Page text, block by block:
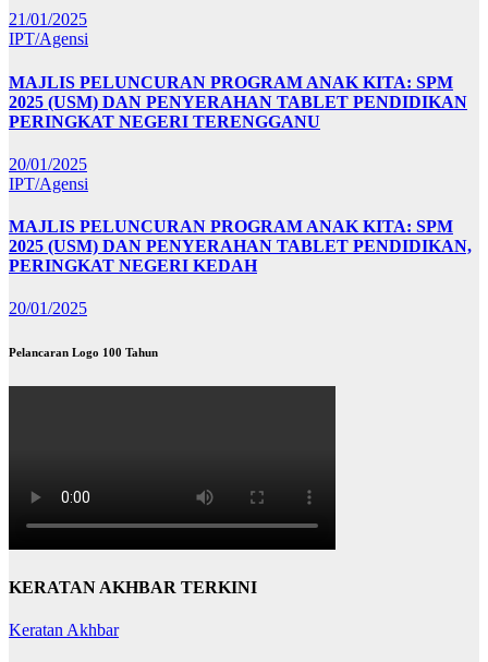
21/01/2025
IPT/Agensi
MAJLIS PELUNCURAN PROGRAM ANAK KITA: SPM
2025 (USM) DAN PENYERAHAN TABLET PENDIDIKAN
PERINGKAT NEGERI TERENGGANU
20/01/2025
IPT/Agensi
MAJLIS PELUNCURAN PROGRAM ANAK KITA: SPM
2025 (USM) DAN PENYERAHAN TABLET PENDIDIKAN,
PERINGKAT NEGERI KEDAH
20/01/2025
Pelancaran Logo 100 Tahun
KERATAN AKHBAR TERKINI
Keratan Akhbar